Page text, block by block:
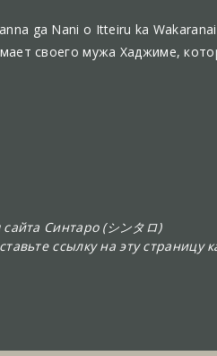
ga Nani o Itteiru ka
своего мужа Хаджиме,
Синтаро (シンタロ)
ссылку на эту страницу